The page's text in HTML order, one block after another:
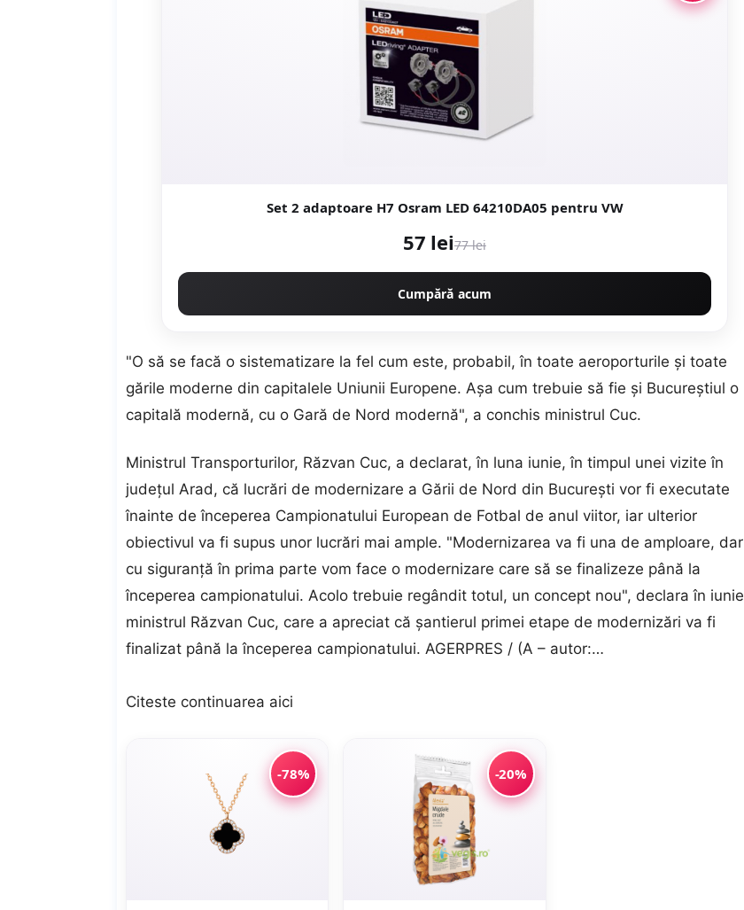
Set 2 adaptoare H7 Osram LED 64210DA05 pentru VW
57 lei77 lei
Cumpără acum
"O să se facă o sistematizare la fel cum este, probabil, în toate aeroporturile şi toate
gările moderne din capitalele Uniunii Europene. Aşa cum trebuie să fie şi Bucureştiul o
capitală modernă, cu o Gară de Nord modernă", a conchis ministrul Cuc.
Ministrul Transporturilor, Răzvan Cuc, a declarat, în luna iunie, în timpul unei vizite în
judeţul Arad, că lucrări de modernizare a Gării de Nord din Bucureşti vor fi executate
înainte de începerea Campionatului European de Fotbal de anul viitor, iar ulterior
obiectivul va fi supus unor lucrări mai ample. "Modernizarea va fi una de amploare, dar
cu siguranţă în prima parte vom face o modernizare care să se finalizeze până la
începerea campionatului. Acolo trebuie regândit totul, un concept nou", declara în iunie
ministrul Răzvan Cuc, care a apreciat că şantierul primei etape de modernizări va fi
finalizat până la începerea campionatului. AGERPRES / (A – autor:…
Citeste continuarea aici
-78% -20%